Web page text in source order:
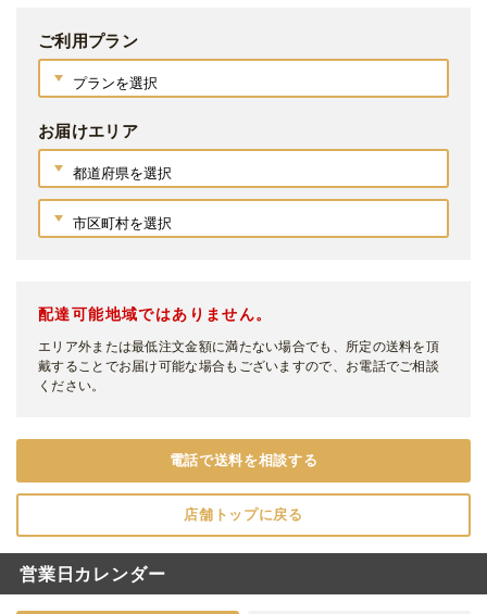
ご利用プラン
お届けエリア
配達可能地域ではありません。
エリア外または最低注文金額に満たない場合でも、所定の送料を頂
戴することでお届け可能な場合もございますので、お電話でご相談
ください。
電話で送料を相談する
店舗トップに戻る
営業日カレンダー